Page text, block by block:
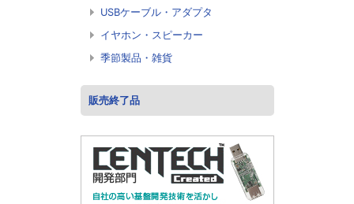
USBケーブル・アダプタ
イヤホン・スピーカー
季節製品・雑貨
販売終了品